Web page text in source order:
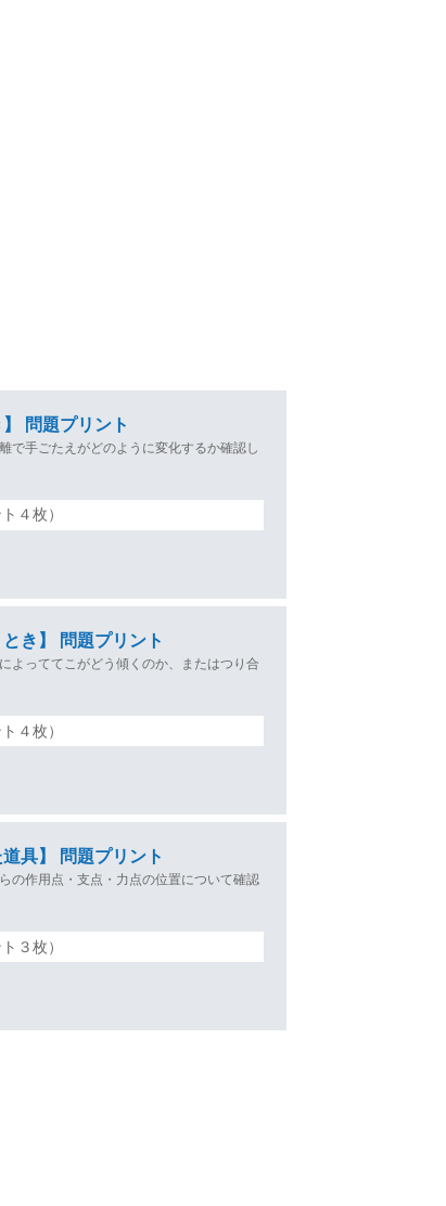
問題プリント
で手ごたえがどのように変化するか確認し
４枚）
き】 問題プリント
よっててこがどう傾くのか、またはつり合
４枚）
具】 問題プリント
の作用点・支点・力点の位置について確認
３枚）